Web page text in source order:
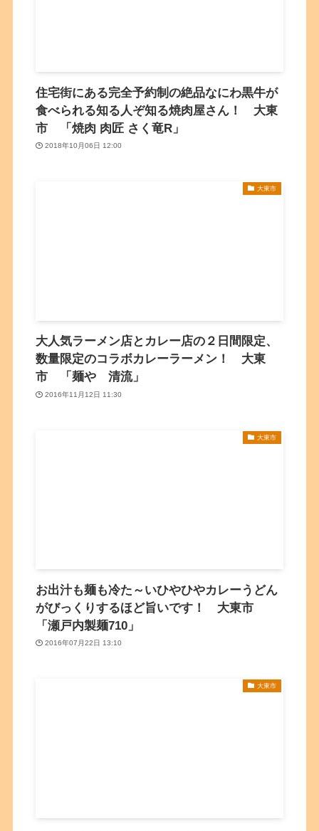
住宅街にある完全予約制の絶品なにわ黒牛が
食べられる知る人ぞ知る焼肉屋さん！ 大東
市 「焼肉 肉匠 さく竜R」
2018年10月06日 12:00
大東市
大人気ラーメン店とカレー店の２日間限定、
数量限定のコラボカレーラーメン！ 大東
市 「麺や 清流」
2016年11月12日 11:30
大東市
お出汁も麺も冷た～いひやひやカレーうどん
がびっくりするほど旨いです！ 大東市
「瀬戸内製麺710」
2016年07月22日 13:10
大東市